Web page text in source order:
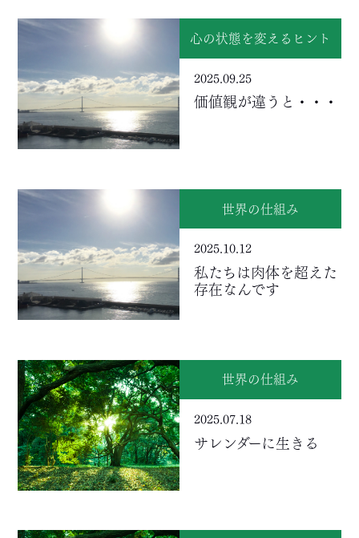
心の状態を変えるヒント
2025.09.25
価値観が違うと・・・
世界の仕組み
2025.10.12
私たちは肉体を超えた
存在なんです
世界の仕組み
2025.07.18
サレンダーに生きる